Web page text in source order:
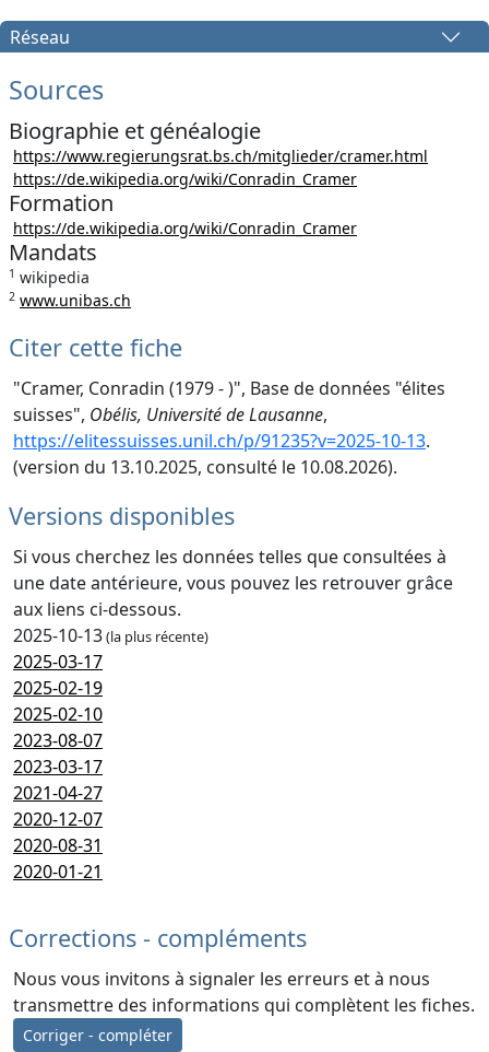
Réseau
Sources
Biographie et généalogie
https://www.regierungsrat.bs.ch/mitglieder/cramer.html
https://de.wikipedia.org/wiki/Conradin_Cramer
Formation
https://de.wikipedia.org/wiki/Conradin_Cramer
Mandats
1 wikipedia
2 www.unibas.ch
Citer cette fiche
"Cramer, Conradin (1979 - )", Base de données "élites
suisses", Obélis, Université de Lausanne,
https://elitessuisses.unil.ch/p/91235?v=2025-10-13.
(version du 13.10.2025, consulté le 10.08.2026).
Versions disponibles
Si vous cherchez les données telles que consultées à
une date antérieure, vous pouvez les retrouver grâce
aux liens ci-dessous.
2025-10-13(la plus récente)
2025-03-17
2025-02-19
2025-02-10
2023-08-07
2023-03-17
2021-04-27
2020-12-07
2020-08-31
2020-01-21
Corrections - compléments
Nous vous invitons à signaler les erreurs et à nous
transmettre des informations qui complètent les fiches.
Corriger - compléter